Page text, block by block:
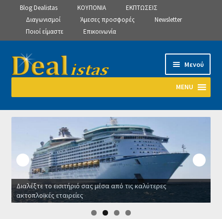
Blog Dealistas ΚΟΥΠΟΝΙΑ
ΕΚΠΤΩΣΕΙΣ
Διαγωνισμοί
Άμεσες προσφορές
Newsletter
Ποιοί είμαστε
Επικοινωνία
Απευθείας
μετάβαση
πλοήγηση
Μετάβαση
σε
Μενού
MENU
Αρχική
Manage Subscriptions
Manage Subscriptions
Manage Subscriptions
Διαλέξτε το εισιτήριό σας μέσα από τις καλύτερες
ακτοπλοϊκές εταιρείες